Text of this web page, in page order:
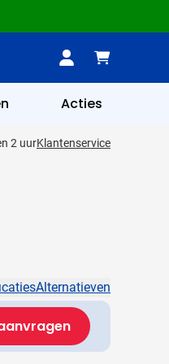
Acties
2 uurKlantenservice
Alternatieven